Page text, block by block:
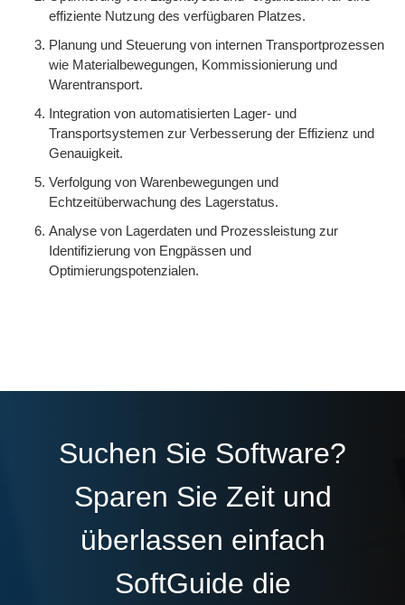
effiziente Nutzung des verfügbaren Platzes.
Planung und Steuerung von internen Transportprozessen
wie Materialbewegungen, Kommissionierung und
Warentransport.
Integration von automatisierten Lager- und
Transportsystemen zur Verbesserung der Effizienz und
Genauigkeit.
Verfolgung von Warenbewegungen und
Echtzeitüberwachung des Lagerstatus.
Analyse von Lagerdaten und Prozessleistung zur
Identifizierung von Engpässen und
Optimierungspotenzialen.
Suchen Sie Software?
Sparen Sie Zeit und
überlassen einfach
SoftGuide die